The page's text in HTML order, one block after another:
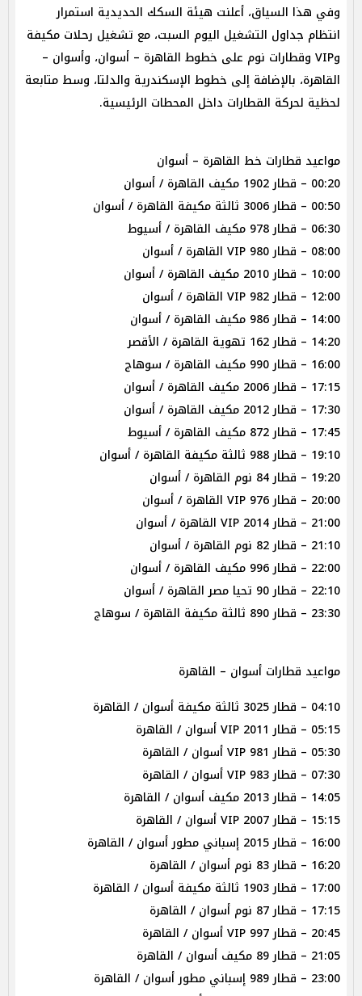
وفي هذا السياق، أعلنت هيئة السكك الحديدية استمرار
انتظام جداول التشغيل اليوم السبت، مع تشغيل رحلات مكيفة
وVIP وقطارات نوم على خطوط القاهرة – أسوان، وأسوان –
القاهرة، بالإضافة إلى خطوط الإسكندرية والدلتا، وسط متابعة
لحظية لحركة القطارات داخل المحطات الرئيسية.
مواعيد قطارات خط القاهرة – أسوان
00:20 – قطار 1902 مكيف القاهرة / أسوان
00:50 – قطار 3006 ثالثة مكيفة القاهرة / أسوان
06:30 – قطار 978 مكيف القاهرة / أسيوط
08:00 – قطار 980 VIP القاهرة / أسوان
10:00 – قطار 2010 مكيف القاهرة / أسوان
12:00 – قطار 982 VIP القاهرة / أسوان
14:00 – قطار 986 مكيف القاهرة / أسوان
14:20 – قطار 162 تهوية القاهرة / الأقصر
16:00 – قطار 990 مكيف القاهرة / سوهاج
17:15 – قطار 2006 مكيف القاهرة / أسوان
17:30 – قطار 2012 مكيف القاهرة / أسوان
17:45 – قطار 872 مكيف القاهرة / أسيوط
19:10 – قطار 988 ثالثة مكيفة القاهرة / أسوان
19:20 – قطار 84 نوم القاهرة / أسوان
20:00 – قطار 976 VIP القاهرة / أسوان
21:00 – قطار 2014 VIP القاهرة / أسوان
21:10 – قطار 82 نوم القاهرة / أسوان
22:00 – قطار 996 مكيف القاهرة / أسوان
22:10 – قطار 90 تحيا مصر القاهرة / أسوان
23:30 – قطار 890 ثالثة مكيفة القاهرة / سوهاج
مواعيد قطارات أسوان – القاهرة
04:10 – قطار 3025 ثالثة مكيفة أسوان / القاهرة
05:15 – قطار 2011 VIP أسوان / القاهرة
05:30 – قطار 981 VIP أسوان / القاهرة
07:30 – قطار 983 VIP أسوان / القاهرة
14:05 – قطار 2013 مكيف أسوان / القاهرة
15:15 – قطار 2007 VIP أسوان / القاهرة
16:00 – قطار 2015 إسباني مطور أسوان / القاهرة
16:20 – قطار 83 نوم أسوان / القاهرة
17:00 – قطار 1903 ثالثة مكيفة أسوان / القاهرة
17:15 – قطار 87 نوم أسوان / القاهرة
20:45 – قطار 997 VIP أسوان / القاهرة
21:05 – قطار 89 مكيف أسوان / القاهرة
23:00 – قطار 989 إسباني مطور أسوان / القاهرة